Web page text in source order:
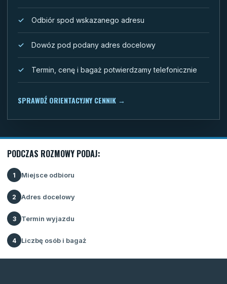
Odbiór spod wskazanego adresu
Dowóz pod podany adres docelowy
Termin, cenę i bagaż potwierdzamy telefonicznie
SPRAWDŹ ORIENTACYJNY CENNIK →
PODCZAS ROZMOWY PODAJ:
1 Miejsce odbioru
2 Adres docelowy
3 Termin wyjazdu
4 Liczbę osób i bagaż